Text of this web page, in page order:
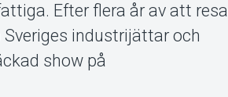
Efter flera år av att resa
industrijättar och
show på